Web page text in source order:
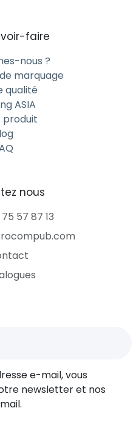
faire
nous ?
marquage
qualité
ASIA
produit
nous
57 87 13
e-mail, vous
newsletter et nos